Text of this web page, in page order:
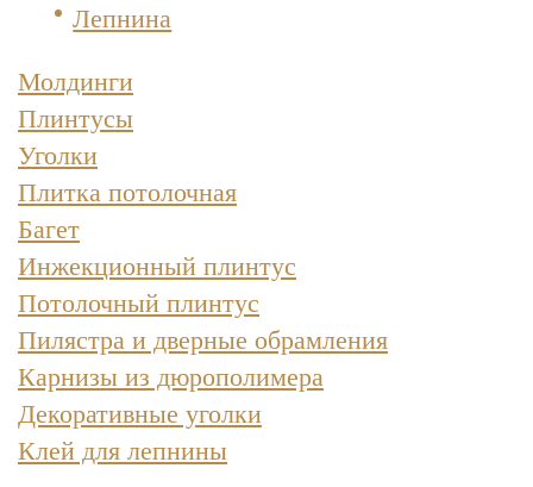
Лепнина
Молдинги
Плинтусы
Уголки
Плитка потолочная
Багет
Инжекционный плинтус
Потолочный плинтус
Пилястра и дверные обрамления
Карнизы из дюрополимера
Декоративные уголки
Клей для лепнины